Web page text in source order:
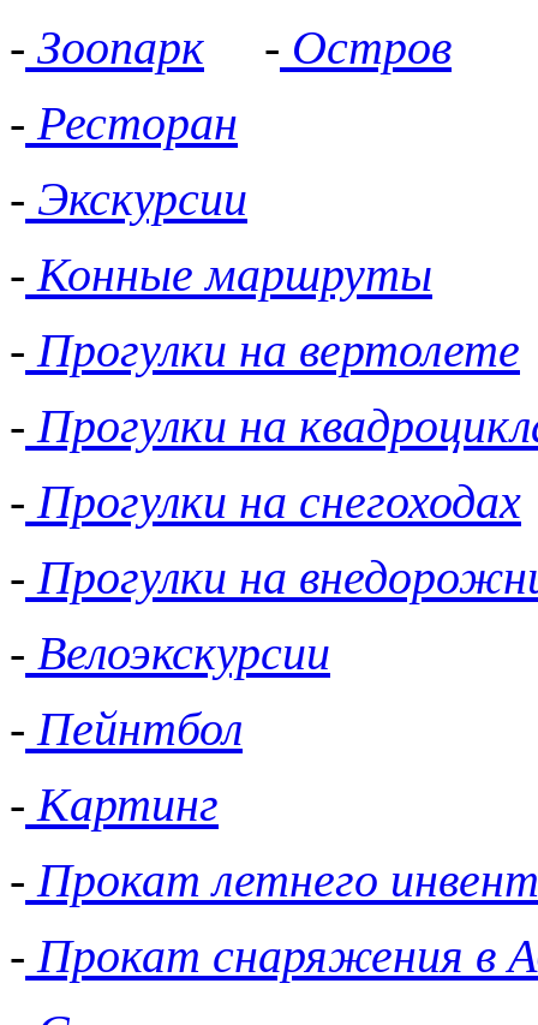
- Зоопарк - Остров
- Ресторан
- Экскурсии
- Конные маршруты
- Прогулки на вертолете
- Прогулки на
- Прогулки на снегоходах
- Прогулки на
- Велоэкскурсии
- Пейнтбол
- Картинг
- Прокат летнего
- Прокат снаряжения в